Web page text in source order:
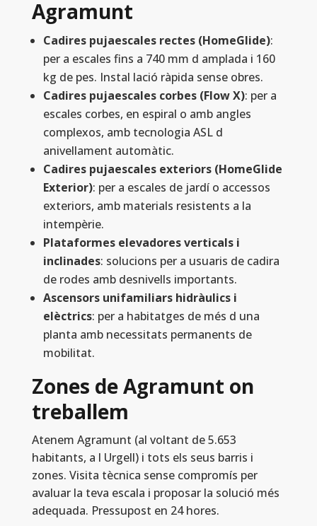
Agramunt
Cadires pujaescales rectes (HomeGlide):
per a escales fins a 740 mm d amplada i 160
kg de pes. Instal lació ràpida sense obres.
Cadires pujaescales corbes (Flow X): per a
escales corbes, en espiral o amb angles
complexos, amb tecnologia ASL d
anivellament automàtic.
Cadires pujaescales exteriors (HomeGlide
Exterior): per a escales de jardí o accessos
exteriors, amb materials resistents a la
intempèrie.
Plataformes elevadores verticals i
inclinades: solucions per a usuaris de cadira
de rodes amb desnivells importants.
Ascensors unifamiliars hidràulics i
elèctrics: per a habitatges de més d una
planta amb necessitats permanents de
mobilitat.
Zones de Agramunt on
treballem
Atenem Agramunt (al voltant de 5.653
habitants, a l Urgell) i tots els seus barris i
zones. Visita tècnica sense compromís per
avaluar la teva escala i proposar la solució més
adequada. Pressupost en 24 hores.